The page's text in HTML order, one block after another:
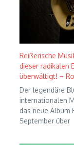
Reißerische
dieser radikalen
überwältigt! –
Der legendäre
internationalen
das neue Album
September über